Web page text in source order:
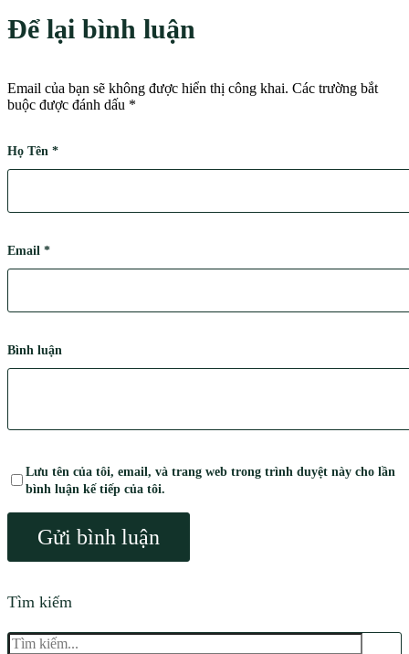
Để lại bình luận
Email của bạn sẽ không được hiển thị công khai. Các trường bắt
buộc được đánh dấu *
Bình luận
Họ Tên *
Email *
Lưu tên của tôi, email, và trang web trong trình duyệt này cho lần
bình luận kế tiếp của tôi.
Tìm kiếm